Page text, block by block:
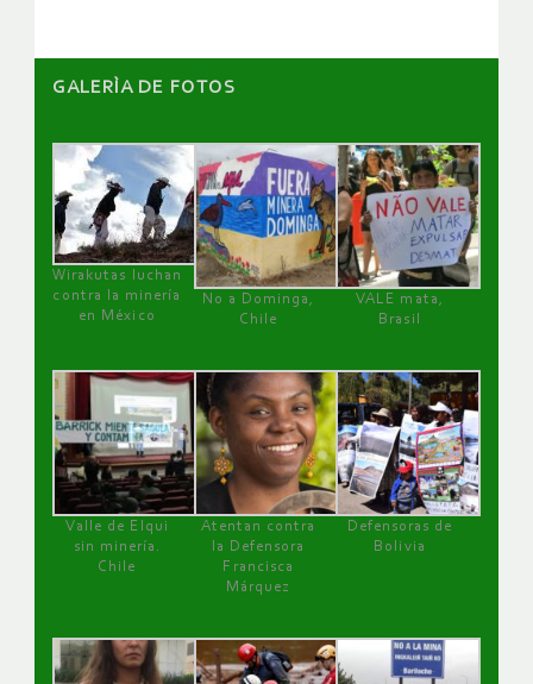
GALERÌA DE FOTOS
Wirakutas luchan
contra la minería
en México
No a Dominga,
Chile
VALE mata,
Brasil
Valle de Elqui
sin minería.
Chile
Atentan contra
la Defensora
Francisca
Márquez
Defensoras de
Bolivia